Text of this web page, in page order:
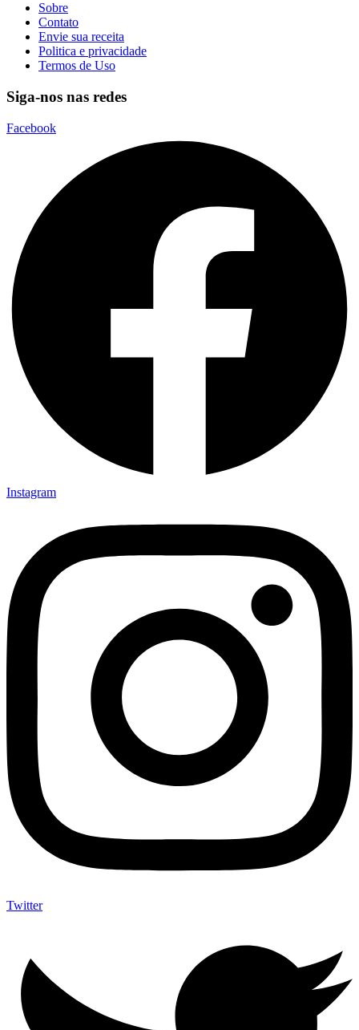
Sobre
Contato
Envie sua receita
Politica e privacidade
Termos de Uso
Siga-nos nas redes
Facebook
Instagram
Twitter